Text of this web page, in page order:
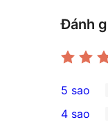
Đánh
54
5-
5 sao
4 sao